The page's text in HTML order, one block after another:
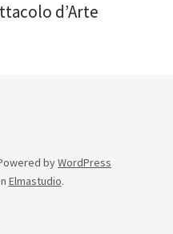
d’Arte
byWordPress
Elmastudio.